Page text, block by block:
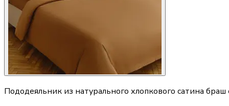
Пододеяльник из натурального хлопкового сатина